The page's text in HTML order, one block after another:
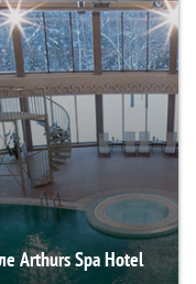
Arthurs Spa Hotel